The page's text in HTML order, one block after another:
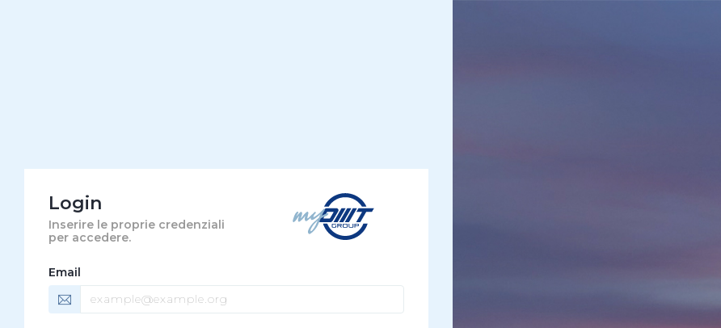
Login
Inserire le proprie credenziali
per accedere.
Email